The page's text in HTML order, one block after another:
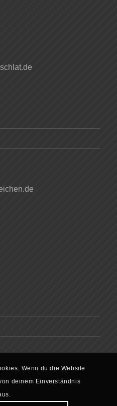
Wenn du die Website
deinem Einverständnis